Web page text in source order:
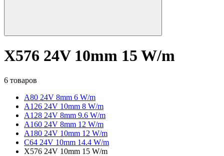
X576 24V 10mm 15 W/m
6 товаров
A80 24V 8mm 6 W/m
A126 24V 10mm 8 W/m
A128 24V 8mm 9.6 W/m
A160 24V 8mm 12 W/m
A180 24V 10mm 12 W/m
C64 24V 10mm 14.4 W/m
X576 24V 10mm 15 W/m